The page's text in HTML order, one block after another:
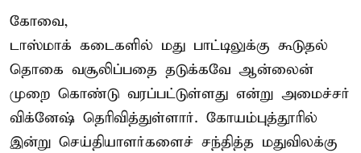
கோவை,
டாஸ்மாக் கடைகளில் மது பாட்டிலுக்கு கூடுதல்
தொகை வசூலிப்பதை தடுக்கவே ஆன்லைன்
முறை கொண்டு வரப்பட்டுள்ளது என்று அமைச்சர்
விக்னேஷ் தெரிவித்துள்ளார். கோயம்புத்தூரில்
இன்று செய்தியாளர்களைச் சந்தித்த மதுவிலக்கு